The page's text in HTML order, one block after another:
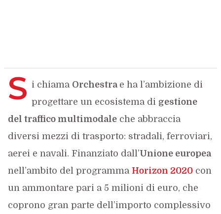
S i chiama Orchestra e ha l’ambizione di
progettare un ecosistema di gestione
del traffico multimodaleche abbraccia
diversi mezzi di trasporto: stradali, ferroviari,
aerei e navali. Finanziato dall’Unione europea
nell’ambito del programma Horizon 2020con
un ammontare pari a 5 milioni di euro, che
coprono gran parte dell’importo complessivo